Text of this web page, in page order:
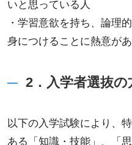
いと思っている人
・学習意欲を持ち、論理
身につけることに熱意が
2．入学者選抜の
以下の入学試験により、
ある「知識・技能」、「